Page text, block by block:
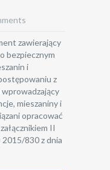
zawierający
bezpiecznym
i
z
mieszaniny i
opracować
II
2015/830 z dnia